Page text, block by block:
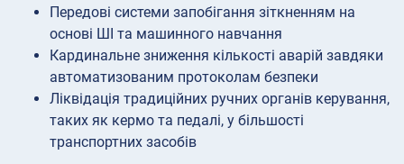
Передові системи запобігання зіткненням на
основі ШІ та машинного навчання
Кардинальне зниження кількості аварій завдяки
автоматизованим протоколам безпеки
Ліквідація традиційних ручних органів керування,
таких як кермо та педалі, у більшості
транспортних засобів